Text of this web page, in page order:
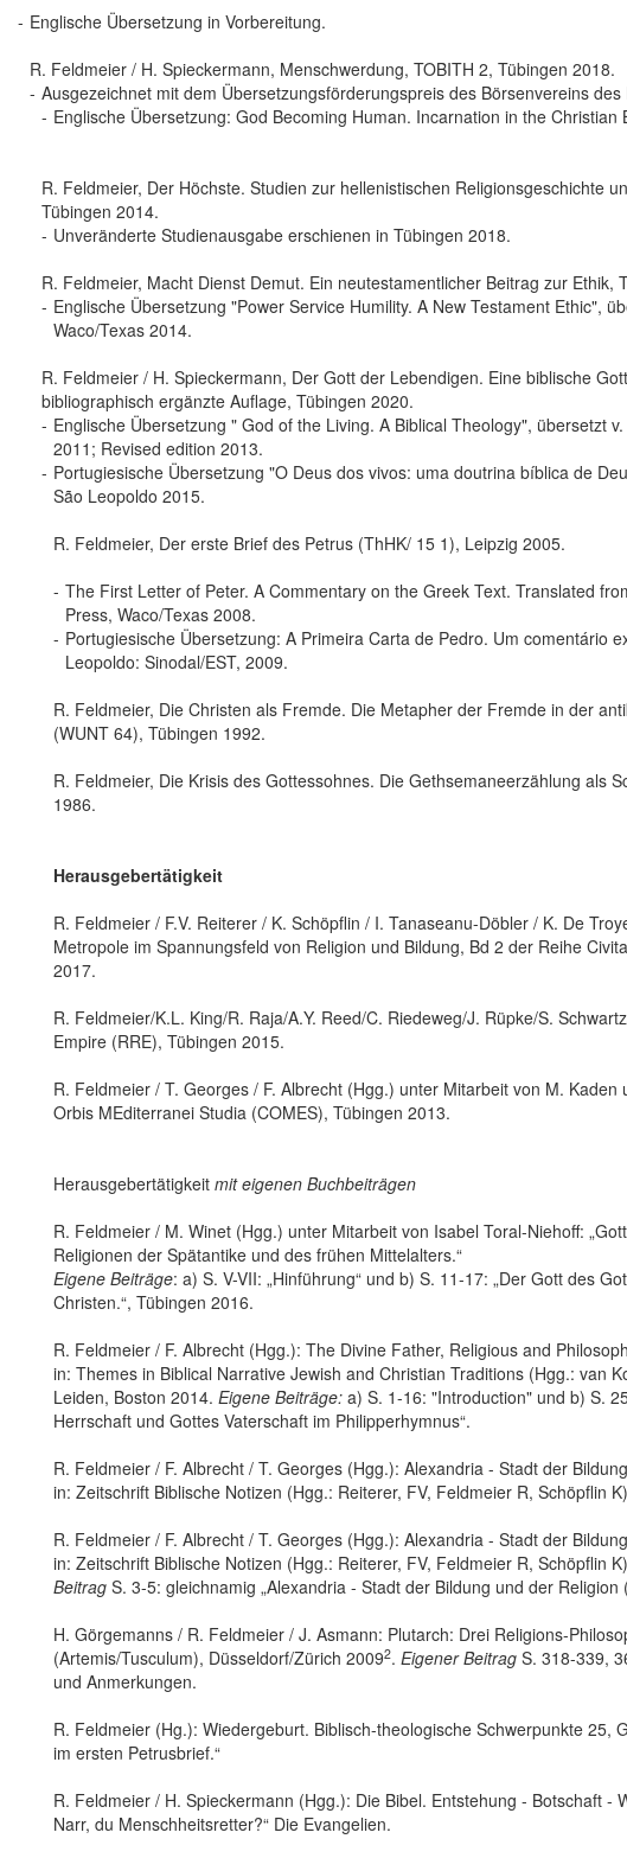
- Englische Übersetzung in Vorbereitung.
R. Feldmeier / H. Spieckermann, Menschwerdung, TOBITH 2, Tübingen 2018.
- Ausgezeichnet mit dem Übersetzungsförderungspreis des Börsenvereins
- Englische Übersetzung: God Becoming Human. Incarnation in the
R. Feldmeier, Der Höchste. Studien zur hellenistischen Religionsgeschichte
Tübingen 2014.
- Unveränderte Studienausgabe erschienen in Tübingen 2018.
R. Feldmeier, Macht Dienst Demut. Ein neutestamentlicher Beitrag zur Ethik,
- Englische Übersetzung "Power Service Humility. A New Testament Ethic",
Waco/Texas 2014.
R. Feldmeier / H. Spieckermann, Der Gott der Lebendigen. Eine biblische
bibliographisch ergänzte Auflage, Tübingen 2020.
- Englische Übersetzung " God of the Living. A Biblical Theology", übersetzt
2011; Revised edition 2013.
- Portugiesische Übersetzung "O Deus dos vivos: uma doutrina bíblica de
São Leopoldo 2015.
R. Feldmeier, Der erste Brief des Petrus (ThHK/ 15 1), Leipzig 2005.
- The First Letter of Peter. A Commentary on the Greek Text. Translated
Press, Waco/Texas 2008.
- Portugiesische Übersetzung: A Primeira Carta de Pedro. Um comentário
Leopoldo: Sinodal/EST, 2009.
R. Feldmeier, Die Christen als Fremde. Die Metapher der Fremde in der
(WUNT 64), Tübingen 1992.
R. Feldmeier, Die Krisis des Gottessohnes. Die Gethsemaneerzählung als
1986.
Herausgebertätigkeit
R. Feldmeier / F.V. Reiterer / K. Schöpflin / I. Tanaseanu-Döbler / K. De
Metropole im Spannungsfeld von Religion und Bildung, Bd 2 der Reihe
2017.
R. Feldmeier/K.L. King/R. Raja/A.Y. Reed/C. Riedeweg/J. Rüpke/S.
Empire (RRE), Tübingen 2015.
R. Feldmeier / T. Georges / F. Albrecht (Hgg.) unter Mitarbeit von M.
Orbis MEditerranei Studia (COMES), Tübingen 2013.
Herausgebertätigkeit mit eigenen Buchbeiträgen
R. Feldmeier / M. Winet (Hgg.) unter Mitarbeit von Isabel Toral-Niehoff:
Religionen der Spätantike und des frühen Mittelalters.“
Eigene Beiträge: a) S. V-VII: „Hinführung“ und b) S. 11-17: „Der Gott des
Christen.“, Tübingen 2016.
R. Feldmeier / F. Albrecht (Hgg.): The Divine Father, Religious and
in: Themes in Biblical Narrative Jewish and Christian Traditions (Hgg.: van
Leiden, Boston 2014. Eigene Beiträge: a) S. 1-16: "Introduction" und b) S.
Herrschaft und Gottes Vaterschaft im Philipperhymnus“.
R. Feldmeier / F. Albrecht / T. Georges (Hgg.): Alexandria - Stadt der
in: Zeitschrift Biblische Notizen (Hgg.: Reiterer, FV, Feldmeier R, Schöpflin
R. Feldmeier / F. Albrecht / T. Georges (Hgg.): Alexandria - Stadt der
in: Zeitschrift Biblische Notizen (Hgg.: Reiterer, FV, Feldmeier R, Schöpflin
Beitrag S. 3-5: gleichnamig „Alexandria - Stadt der Bildung und der Religion
H. Görgemanns / R. Feldmeier / J. Asmann: Plutarch: Drei Religions-
(Artemis/Tusculum), Düsseldorf/Zürich 20092. Eigener Beitrag S. 318-339,
und Anmerkungen.
R. Feldmeier (Hg.): Wiedergeburt. Biblisch-theologische Schwerpunkte 25,
im ersten Petrusbrief.“
R. Feldmeier / H. Spieckermann (Hgg.): Die Bibel. Entstehung - Botschaft -
Narr, du Menschheitsretter?“ Die Evangelien.